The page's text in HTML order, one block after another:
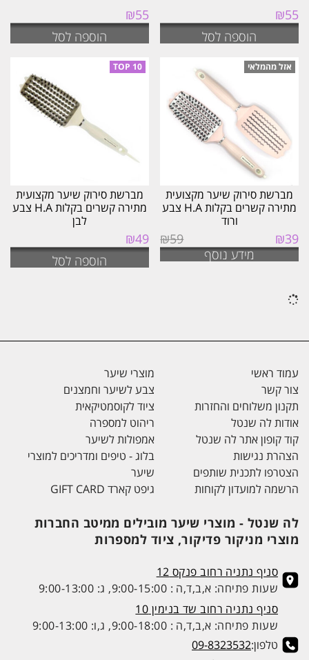
₪55
הוספה לסל
₪55
הוספה לסל
מברשת סירוק שיער מקצועית
מתירה קשרים בקלות H.A צבע
ורוד
₪59
המחיר
המקורי
היה:
₪39
הנוכחי
הוא: מידע נוסף
מברשת סירוק שיער מקצועית
מתירה קשרים בקלות H.A צבע
לבן
₪49
הוספה לסל
עמוד ראשי
צור קשר
תקנון משלוחים והחזרות
אודות לה שנטל
קוד קופון אתר לה שנטל
הצהרת נגישות
הצטרפו לתכנית שותפים
הרשמה למועדון לקוחות
מוצרי שיער
צבע לשיער וחמצנים
ציוד לקוסמטיקאית
ריהוט למספרה
אמפולות לשיער
בלוג - טיפים ומדריכים למוצרי
שיער
גיפט קארד GIFT CARD
לה שנטל - מוצרי שיער מובילים ממיטב החברות
מוצרי מניקור פדיקור, ציוד למספרות
סניף נתניה רחוב פנקס 12
שעות פתיחה: א,ב,ד,ה : 9:00-15:00, ג: 9:00-13:00
סניף נתניה רחוב שד בנימין 10
שעות פתיחה: א,ב,ד,ה : 9:00-18:00, ג,ו: 9:00-13:00
טלפון:09-8323532